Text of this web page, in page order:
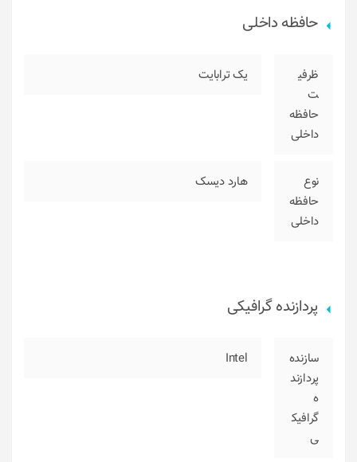
حافظه داخلی
ظرفی
ت
حافظه
داخلی
یک ترابایت
نوع
حافظه
داخلی
هارد دیسک
پردازنده گرافیکی
سازنده
پردازند
ه
گرافیک
ی
Intel